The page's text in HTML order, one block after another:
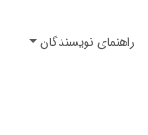
راهنمای نویسندگان